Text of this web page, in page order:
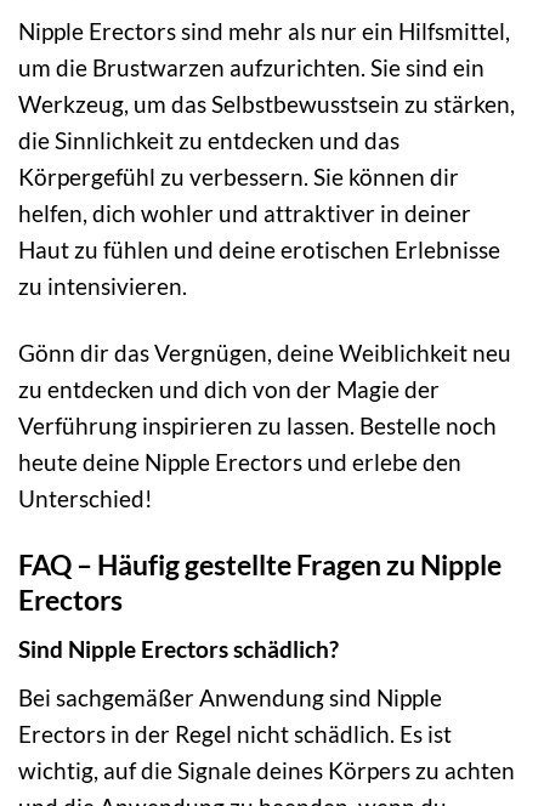
Nipple Erectors sind mehr als nur ein Hilfsmittel,
um die Brustwarzen aufzurichten. Sie sind ein
Werkzeug, um das Selbstbewusstsein zu stärken,
die Sinnlichkeit zu entdecken und das
Körpergefühl zu verbessern. Sie können dir
helfen, dich wohler und attraktiver in deiner
Haut zu fühlen und deine erotischen Erlebnisse
zu intensivieren.
Gönn dir das Vergnügen, deine Weiblichkeit neu
zu entdecken und dich von der Magie der
Verführung inspirieren zu lassen. Bestelle noch
heute deine Nipple Erectors und erlebe den
Unterschied!
FAQ – Häufig gestellte Fragen zu Nipple
Erectors
Sind Nipple Erectors schädlich?
Bei sachgemäßer Anwendung sind Nipple
Erectors in der Regel nicht schädlich. Es ist
wichtig, auf die Signale deines Körpers zu achten